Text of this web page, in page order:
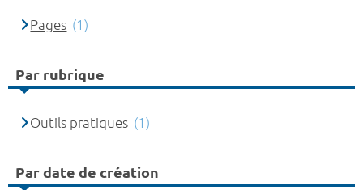
Pages (1)
Par rubrique
Outils pratiques (1)
Par date de création